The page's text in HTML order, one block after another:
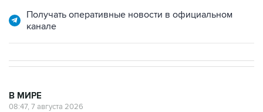
Получать оперативные новости в официальном
канале
В МИРЕ
08:47, 7 августа 2026